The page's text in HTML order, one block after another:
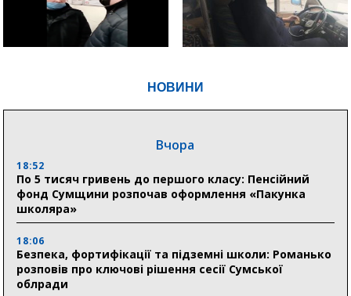
НОВИНИ
Вчора
18:52
По 5 тисяч гривень до першого класу: Пенсійний
фонд Сумщини розпочав оформлення «Пакунка
школяра»
18:06
Безпека, фортифікації та підземні школи: Романько
розповів про ключові рішення сесії Сумської
облради